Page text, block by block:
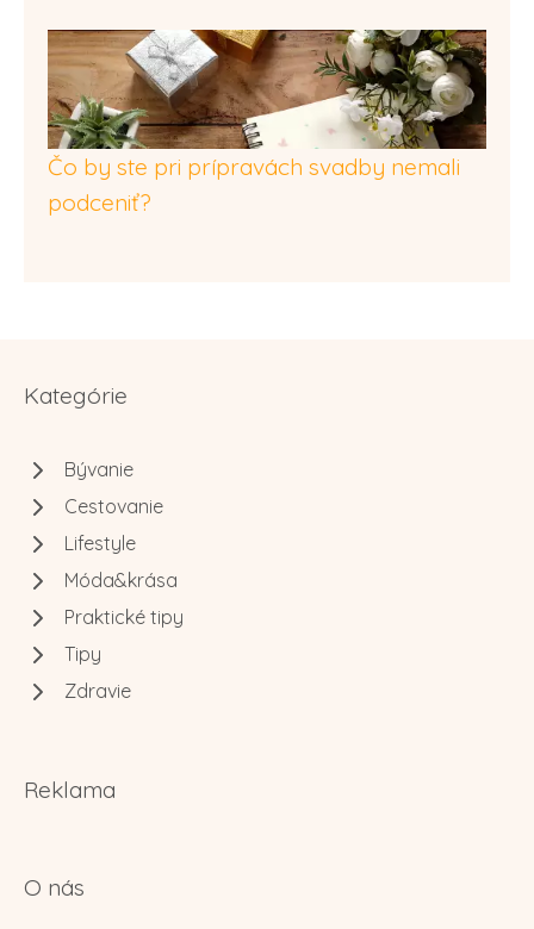
Čo by ste pri prípravách svadby nemali
podceniť?
Kategórie
Bývanie
Cestovanie
Lifestyle
Móda&krása
Praktické tipy
Tipy
Zdravie
Reklama
O nás